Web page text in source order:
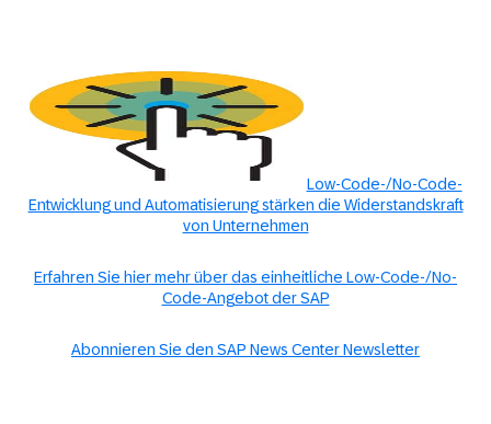
Low-Code-/No-Code-
Entwicklung und Automatisierung stärken die Widerstandskraft
von Unternehmen
Erfahren Sie hier mehr über das einheitliche Low-Code-/No-
Code-Angebot der SAP
Abonnieren Sie den SAP News Center Newsletter